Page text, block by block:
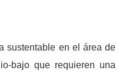
sustentable en el área de
bajo que requieren una